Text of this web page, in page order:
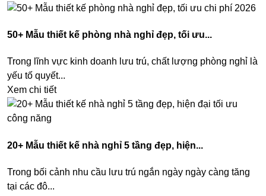
50+ Mẫu thiết kế phòng nhà nghỉ đẹp, tối ưu...
Trong lĩnh vực kinh doanh lưu trú, chất lượng phòng nghỉ là
yếu tố quyết...
Xem chi tiết
20+ Mẫu thiết kế nhà nghỉ 5 tầng đẹp, hiện...
Trong bối cảnh nhu cầu lưu trú ngắn ngày ngày càng tăng
tại các đô...